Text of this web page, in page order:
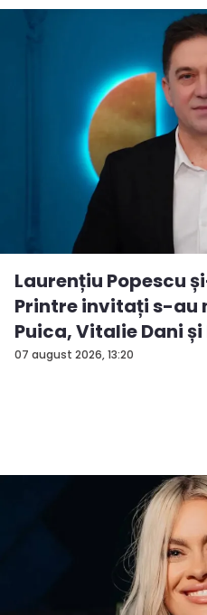
07 august 2026, 13:20
Laurențiu Popescu
Printre invitați s-au
Puica, Vitalie Dani
P...